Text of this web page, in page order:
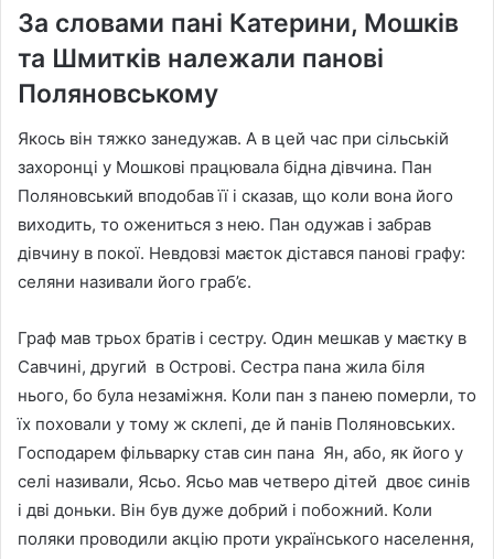
За словами пані Катерини, Мошків
та Шмитків належали панові
Поляновському
Якось він тяжко занедужав. А в цей час при сільській
захоронці у Мошкові працювала бідна дівчина. Пан
Поляновський вподобав її і сказав, що коли вона його
виходить, то ожениться з нею. Пан одужав і забрав
дівчину в покої. Невдовзі маєток дістався панові графу:
селяни називали його граб’є.
Граф мав трьох братів і сестру. Один мешкав у маєтку в
Савчині, другий в Острові. Сестра пана жила біля
нього, бо була незаміжня. Коли пан з панею померли, то
їх поховали у тому ж склепі, де й панів Поляновських.
Господарем фільварку став син пана Ян, або, як його у
селі називали, Ясьо. Ясьо мав четверо дітей двоє синів
і дві доньки. Він був дуже добрий і побожний. Коли
поляки проводили акцію проти українського населення,